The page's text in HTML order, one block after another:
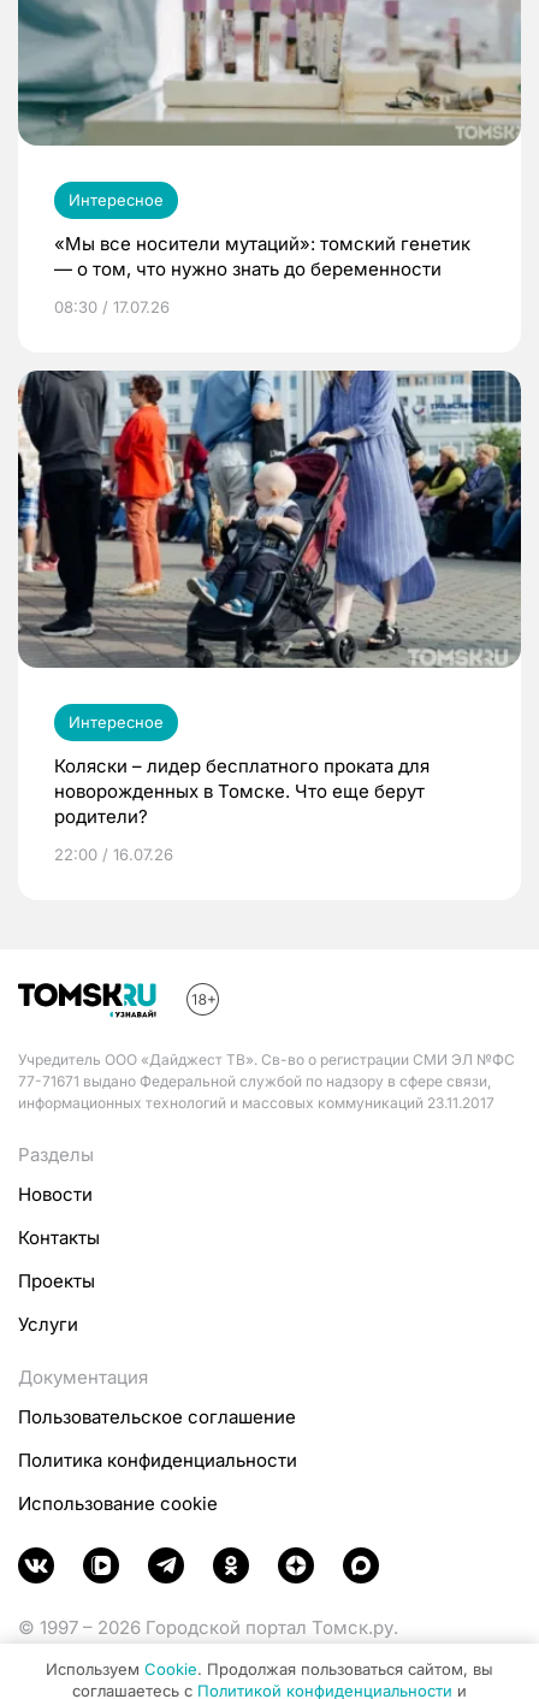
Интересное
«Мы все носители мутаций»: томский генетик
— о том, что нужно знать до беременности
08:30 / 17.07.26
Интересное
Коляски – лидер бесплатного проката для
новорожденных в Томске. Что еще берут
родители?
22:00 / 16.07.26
Учредитель ООО «Дайджест ТВ». Св-во о регистрации СМИ ЭЛ №ФС
77-71671 выдано Федеральной службой по надзору в сфере связи,
информационных технологий и массовых коммуникаций 23.11.2017
Разделы
Новости
Контакты
Проекты
Услуги
Документация
Пользовательское соглашение
Политика конфиденциальности
Использование cookie
© 1997 – 2026 Городской портал Томск.ру.
Министерства цифрового развития, связи и массовых
Используем Cookie. Продолжая пользоваться сайтом, вы
соглашаетесь с Политикой конфиденциальности и